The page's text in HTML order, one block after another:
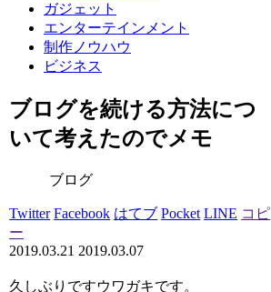
ガジェット
エンターテインメント
制作ノウハウ
ビジネス
ブログを続ける方法につ
いて考えたのでメモ
ブログ
Twitter Facebook はてブ Pocket LINE コピ
ー
2019.03.21 2019.03.07
久しぶりですウワガキです。